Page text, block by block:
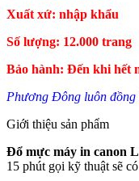
Xuất xứ: nhập khẩu
Số lượng: 12.000 trang
Bảo hành: Đến khi hết
Phương Đông luôn đồng
Giới thiệu sản phẩm
Đổ mực máy in canon
15 phút gọi kỹ thuật sẽ